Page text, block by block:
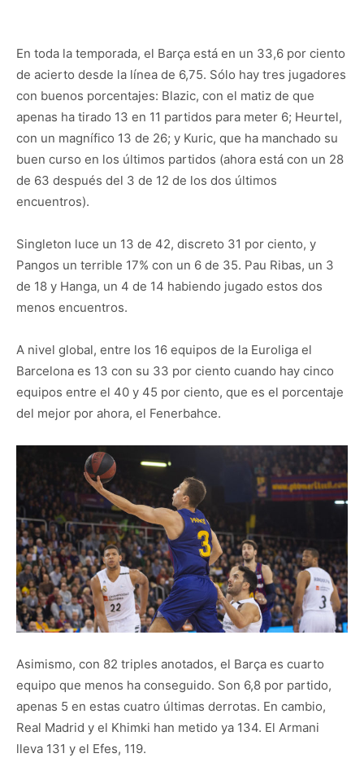
En toda la temporada, el Barça está en un 33,6 por ciento
de acierto desde la línea de 6,75. Sólo hay tres jugadores
con buenos porcentajes: Blazic, con el matiz de que
apenas ha tirado 13 en 11 partidos para meter 6; Heurtel,
con un magnífico 13 de 26; y Kuric, que ha manchado su
buen curso en los últimos partidos (ahora está con un 28
de 63 después del 3 de 12 de los dos últimos
encuentros).
Singleton luce un 13 de 42, discreto 31 por ciento, y
Pangos un terrible 17% con un 6 de 35. Pau Ribas, un 3
de 18 y Hanga, un 4 de 14 habiendo jugado estos dos
menos encuentros.
A nivel global, entre los 16 equipos de la Euroliga el
Barcelona es 13 con su 33 por ciento cuando hay cinco
equipos entre el 40 y 45 por ciento, que es el porcentaje
del mejor por ahora, el Fenerbahce.
Asimismo, con 82 triples anotados, el Barça es cuarto
equipo que menos ha conseguido. Son 6,8 por partido,
apenas 5 en estas cuatro últimas derrotas. En cambio,
Real Madrid y el Khimki han metido ya 134. El Armani
lleva 131 y el Efes, 119.